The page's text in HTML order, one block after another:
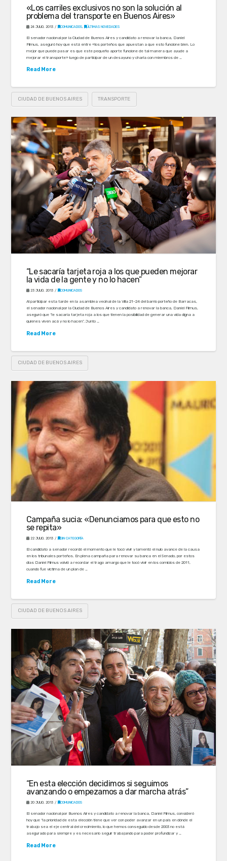
«Los carriles exclusivos no son la solución al
problema del transporte en Buenos Aires»
24 JULIO, 2013 COMUNICADOS, ÚLTIMAS NOVEDADES
El senador nacional por la Ciudad de Buenos Aires y candidato a renovar la banca, Daniel
Filmus, aseguró hoy que está entre «los porteños que apuestan a que esto funcione bien. Lo
mejor que puede pasar es que este pequeño aporte funcione de tal manera que ayude a
mejorar el transporte» luego de participar de un desayuno y charla con miembros de …
Read More
CIUDAD DE BUENOS AIRES TRANSPORTE
“Le sacaría tarjeta roja a los que pueden mejorar
la vida de la gente y no lo hacen”
23 JULIO, 2013 COMUNICADOS
Al participar esta tarde en la asamblea vecinal de la Villa 21-24 del barrio porteño de Barracas,
el senador nacional por la Ciudad de Buenos Aires y candidato a renovar la banca, Daniel Filmus,
aseguró que “le sacaría tarjeta roja a los que tienen la posibilidad de generar una vida digna a
quienes viven acá y no lo hacen”. Junto …
Read More
CIUDAD DE BUENOS AIRES
Campaña sucia: «Denunciamos para que esto no
se repita»
22 JULIO, 2013 SIN CATEGORÍA
El candidato a senador recordó el momento que le tocó vivir y lamentó el nulo avance de la causa
en los tribunales porteños. En plena campaña para renovar su banca en el Senado, por estos
días Daniel Filmus volvió a recordar el trago amargo que le tocó vivir en los comicios de 2011,
cuando fue víctima de un plan de …
Read More
CIUDAD DE BUENOS AIRES
“En esta elección decidimos si seguimos
avanzando o empezamos a dar marcha atrás”
20 JULIO, 2013 COMUNICADOS
El senador nacional por Buenos Aires y candidato a renovar la banca, Daniel Filmus, consideró
hoy que “la prioridad de esta elección tiene que ver con poder avanzar en un país en dónde el
trabajo sea el eje central del crecimiento, lo que hemos conseguido desde 2003 no está
asegurado para siempre y es necesario seguir trabajando para poder profundizar y …
Read More